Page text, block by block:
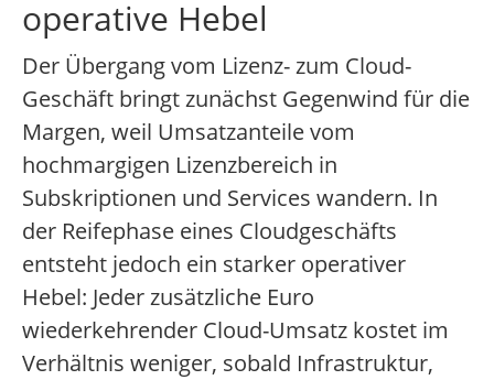
operative Hebel
Der Übergang vom Lizenz- zum Cloud-
Geschäft bringt zunächst Gegenwind für die
Margen, weil Umsatzanteile vom
hochmargigen Lizenzbereich in
Subskriptionen und Services wandern. In
der Reifephase eines Cloudgeschäfts
entsteht jedoch ein starker operativer
Hebel: Jeder zusätzliche Euro
wiederkehrender Cloud-Umsatz kostet im
Verhältnis weniger, sobald Infrastruktur,